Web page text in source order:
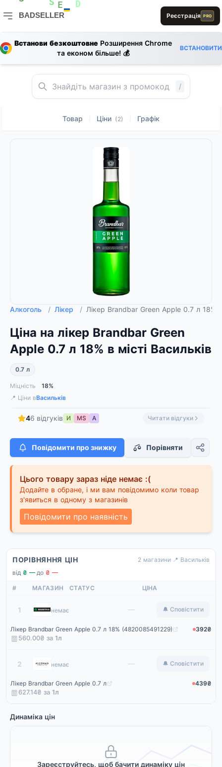
1
L
S
E
L
B
R
BADSELLER
BADSELLER — порівняння цін і знижки
Реєстрація PRO
Встанови безкоштовне Розширення Chrome
та економ більше! 💰
ВСТАНОВИТИ
/
Товар Ціни (2) Графік
Алкоголь / Лікер / Лікер Brandbar Green Apple 0.7 л 18%
Ціна на лікер Brandbar Green
Apple 0.7 л 18% в місті Васильків
0.7 л
Міцність
18%
📍 Ціни вВасильків
46 відгуків И MS А Читати відгуки
Повідомити про знижку Порівняти
Цього товару зараз ніде немає :(
Додайте в обране, і ми вам повідомимо коли товар
з'явиться в одному з магазинів
Повідомити про наявність
ПОРІВНЯННЯ ЦІН 2 магазини· 📍 Васильків
від ₴ —·до ₴ —
# МАГАЗИН СТАТУС ЦІНА
1 Rozetka
немає — 🔔 Сповістити
Лікер Brandbar Green Apple 0.7 л 18% (4820085491229)
392₴
560.00₴ за 1л
2 Alcomag
немає — 🔔 Сповістити
Лікер Brandbar Green Apple 0.7 л
439₴
627.14₴ за 1л
Динаміка цін
Зареєструйтесь, щоб бачити динаміку цін